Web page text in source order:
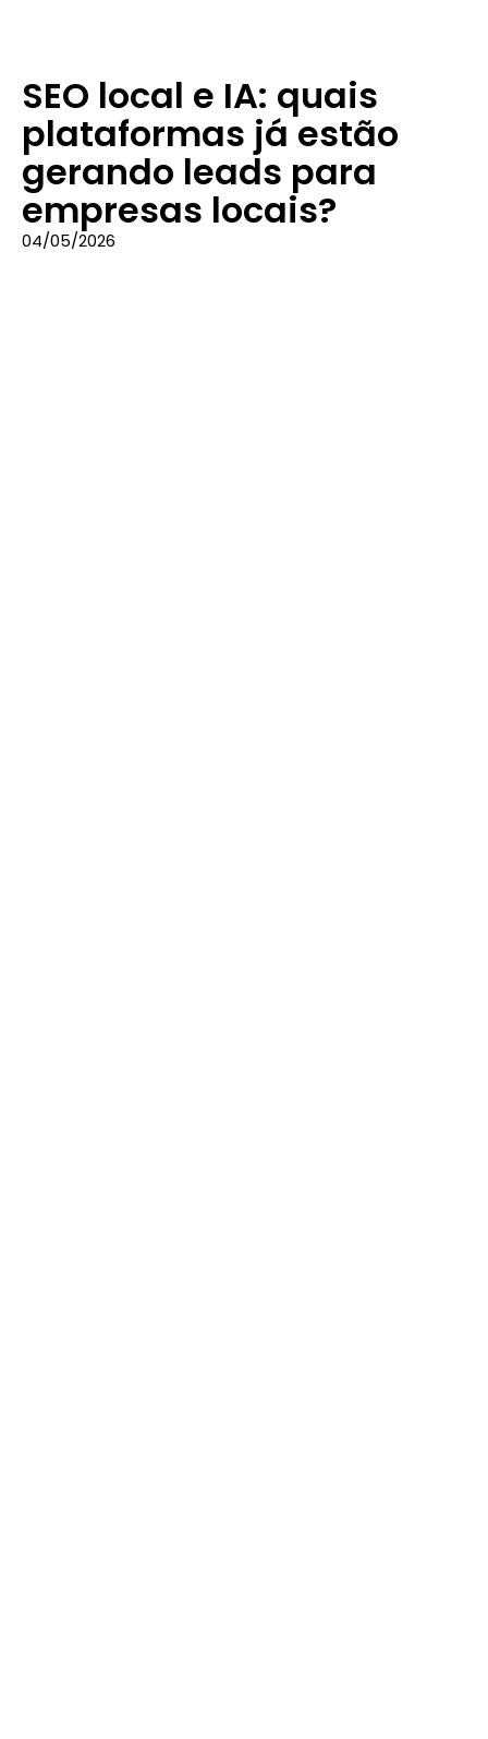
SEO local e IA: quais
plataformas já estão
gerando leads para
empresas locais?
04/05/2026